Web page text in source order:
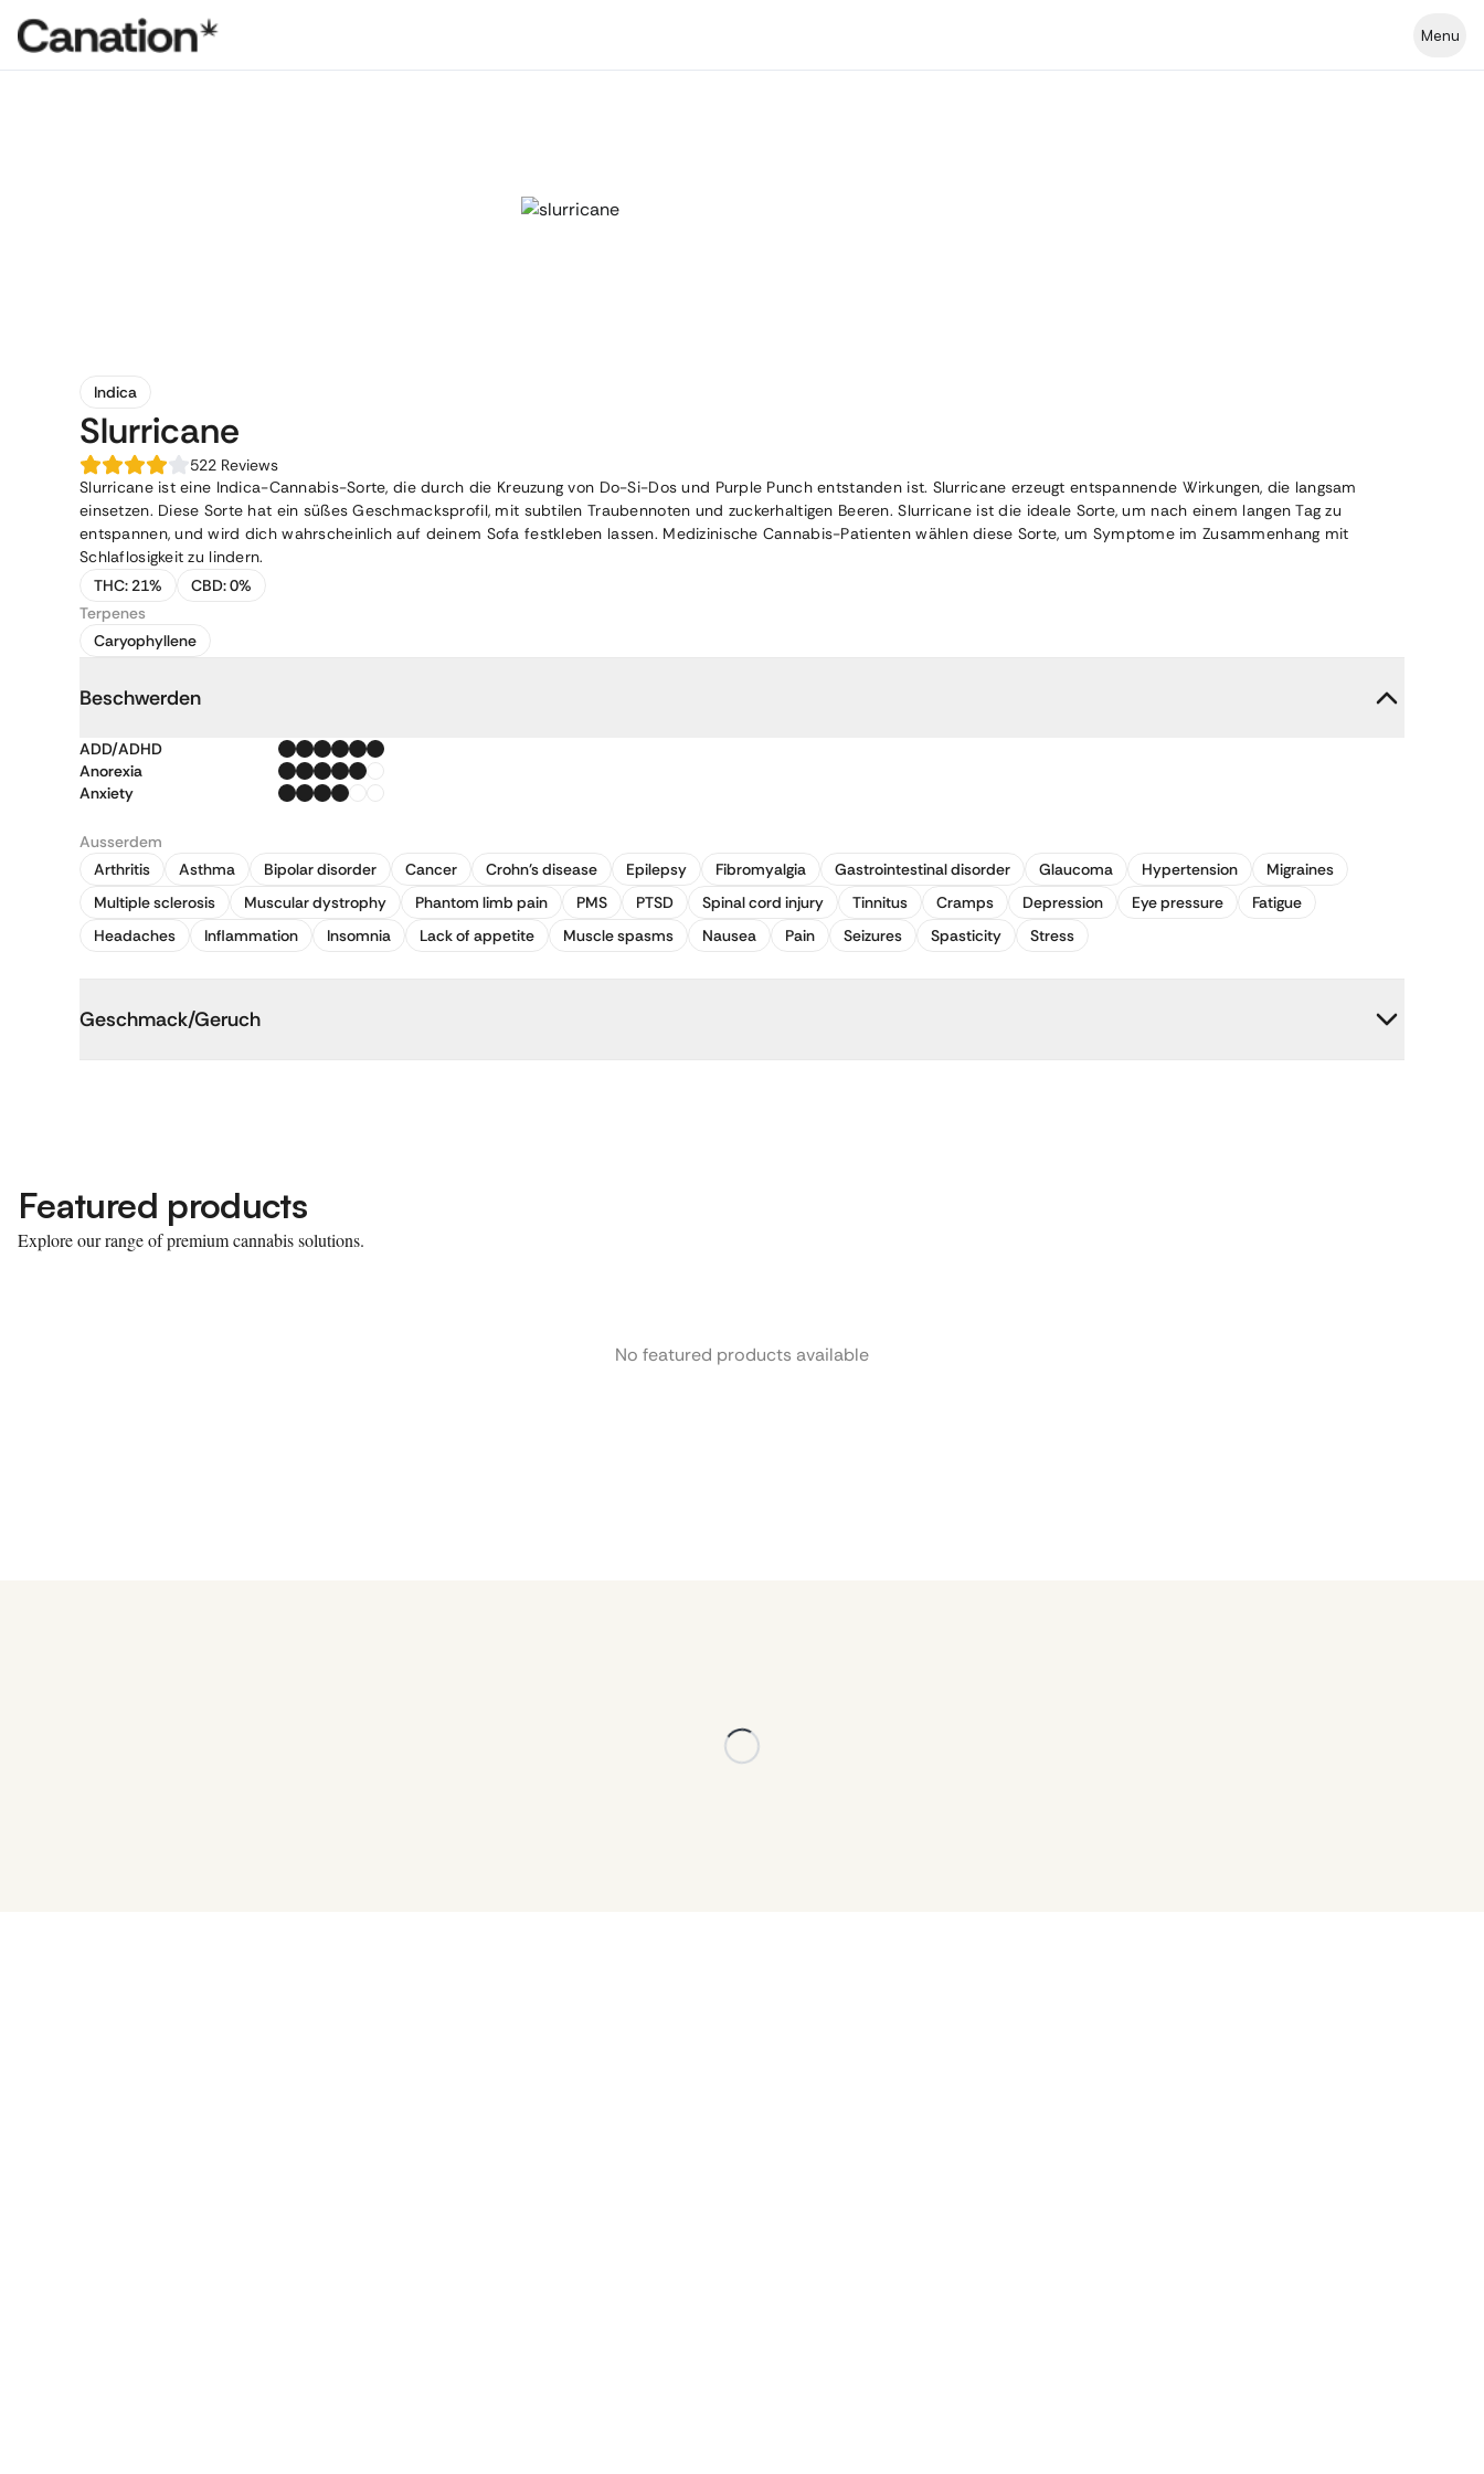
Menu
Indica
Slurricane
522 Reviews
Slurricane ist eine Indica-Cannabis-Sorte, die durch die Kreuzung von Do-Si-Dos und Purple Punch entstanden ist. Slurricane erzeugt entspannende Wirkungen, die langsam
einsetzen. Diese Sorte hat ein süßes Geschmacksprofil, mit subtilen Traubennoten und zuckerhaltigen Beeren. Slurricane ist die ideale Sorte, um nach einem langen Tag zu
entspannen, und wird dich wahrscheinlich auf deinem Sofa festkleben lassen. Medizinische Cannabis-Patienten wählen diese Sorte, um Symptome im Zusammenhang mit
Schlaflosigkeit zu lindern.
THC:21% CBD:0%
Terpenes
Caryophyllene
Beschwerden
ADD/ADHD
Anorexia
Anxiety
Ausserdem
Arthritis
Asthma Bipolar disorder Cancer Crohn's disease Epilepsy Fibromyalgia Gastrointestinal disorder Glaucoma Hypertension
Migraines
Multiple sclerosis
Muscular dystrophy Phantom limb pain PMS PTSD Spinal cord injury Tinnitus Cramps Depression Eye pressure
Fatigue
Headaches
Inflammation Insomnia Lack of appetite Muscle spasms Nausea Pain Seizures Spasticity Stress
Geschmack/Geruch
Featured products
Explore our range of premium cannabis solutions.
No featured products available